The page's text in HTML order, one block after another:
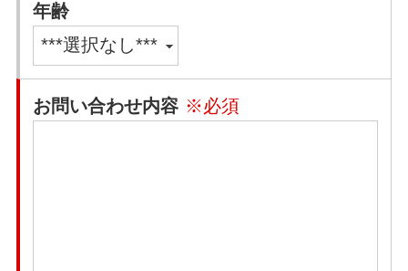
年齢
お問い合わせ内容 ※必須